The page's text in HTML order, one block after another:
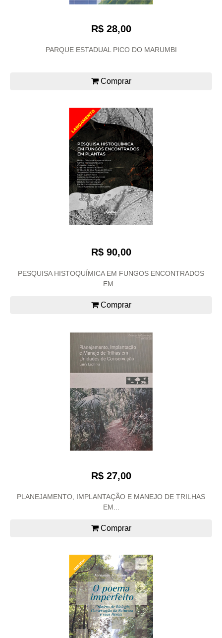
R$ 28,00
PARQUE ESTADUAL PICO DO MARUMBI
Comprar
R$ 90,00
PESQUISA HISTOQUÍMICA EM FUNGOS ENCONTRADOS
EM...
Comprar
R$ 27,00
PLANEJAMENTO, IMPLANTAÇÃO E MANEJO DE TRILHAS
EM...
Comprar